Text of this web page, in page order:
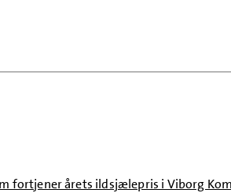
fortjener årets ildsjælepris i Viborg